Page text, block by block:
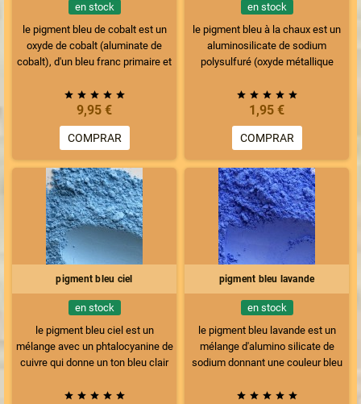
en stock
le pigment bleu de cobalt est un
oxyde de cobalt (aluminate de
cobalt), d'un bleu franc primaire et
C'est le bleu de prédilection
utilisable dans toutes techniques
de peinture (acrylique, huile
gouache, gommes,résines,colles)
car il est stable et couvrant,
convient particulièrement bien
pour la fresque.
    
9,95 €
COMPRAR
en stock
le pigment bleu à la chaux est un
aluminosilicate de sodium
polysulfuré (oxyde métallique
minérale) . Sa couleur est bleu
primaire lavande assez violacé. le
pigment bleu à la chaux est
compatible toutes techniques et
tous liants. Néanmoins pour le
diluer il sera nécessaire de lui
ajouter en plus de l'eau un peu
d'alcool ménager à 95° et du
savon noir liquide
    
1,95 €
COMPRAR
pigment bleu ciel
en stock
le pigment bleu ciel est un
mélange avec un phtalocyanine de
cuivre qui donne un ton bleu clair
doux, pastel. Compatible toutes
    
pigment bleu lavande
en stock
le pigment bleu lavande est un
mélange d'alumino silicate de
sodium donnant une couleur bleu
Pigment à 75% naturel, se
    